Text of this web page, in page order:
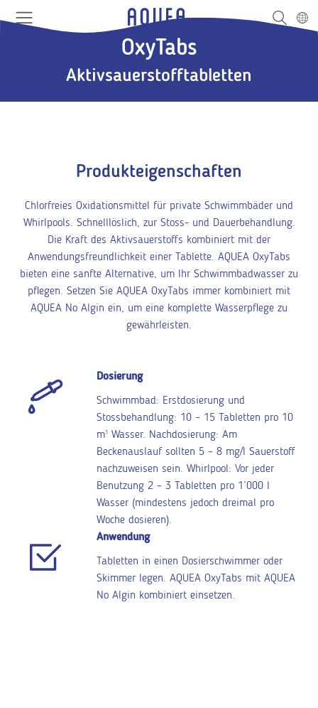
Links
Navigation
Kopfbereich
Logo
Haupt
Menu Suche
OxyTabs
Aktivsauerstofftabletten
Produkteigenschaften
Chlorfreies Oxidationsmittel für private Schwimmbäder und
Whirlpools. Schnelllöslich, zur Stoss- und Dauerbehandlung.
Die Kraft des Aktivsauerstoffs kombiniert mit der
Anwendungsfreundlichkeit einer Tablette. AQUEA OxyTabs
bieten eine sanfte Alternative, um Ihr Schwimmbadwasser zu
pflegen. Setzen Sie AQUEA OxyTabs immer kombiniert mit
AQUEA No Algin ein, um eine komplette Wasserpflege zu
gewährleisten.
Dosierung
Schwimmbad: Erstdosierung und
Stossbehandlung: 10 – 15 Tabletten pro 10
m3
Wasser. Nachdosierung: Am
Beckenauslauf sollten 5 – 8 mg/l Sauerstoff
nachzuweisen sein. Whirlpool: Vor jeder
Benutzung 2 – 3 Tabletten pro 1’000 l
Wasser (mindestens jedoch dreimal pro
Woche dosieren).
Anwendung
Tabletten in einen Dosierschwimmer oder
Skimmer legen. AQUEA OxyTabs mit AQUEA
No Algin kombiniert einsetzen.